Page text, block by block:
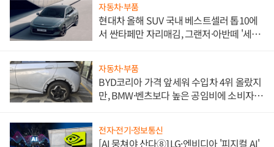
자동차·부품
현대차 올해 SUV 국내 베스트셀러 톱10에
서 싼타페만 자리매김, 그랜저·아반떼 '세단
자동차·부품
BYD코리아 가격 앞세워 수입차 4위 올랐지
만, BMW·벤츠보다 높은 공임비에 소비자
전자·전기·정보통신
[AI 뭉쳐야 산다⑧] LG·엔비디아 '피지컬 AI'